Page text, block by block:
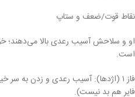
نقاط قوت/ضعف و ستاپ
است.
فاز ۱ (اژدها): آسیب رعدی و زدن به
فایر هم بد نیست).